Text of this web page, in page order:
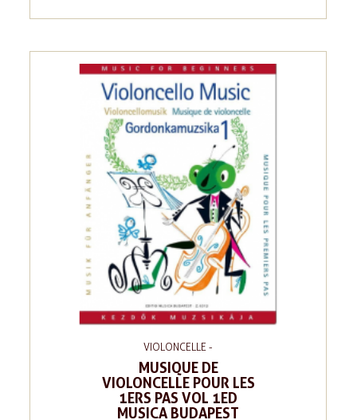
VIOLONCELLE -
MUSIQUE DE
VIOLONCELLE POUR LES
1ERS PAS VOL 1ED
MUSICA BUDAPEST